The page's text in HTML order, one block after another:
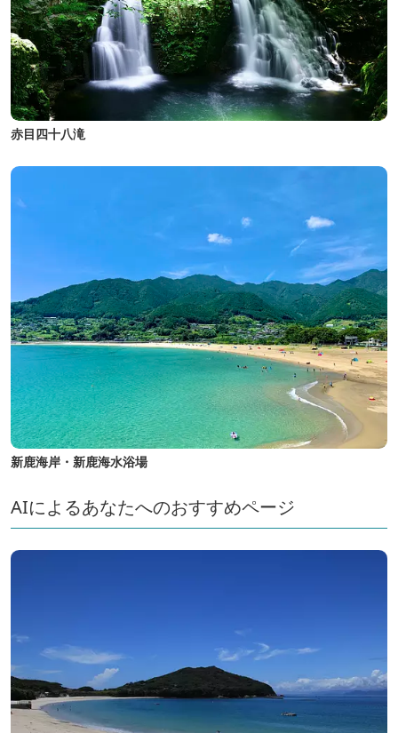
赤目四十八滝
新鹿海岸・新鹿海水浴場
AIによるあなたへのおすすめページ